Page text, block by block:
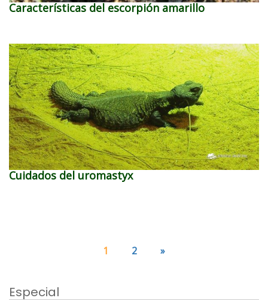
Características del escorpión amarillo
Cuidados del uromastyx
1 2 »
Especial